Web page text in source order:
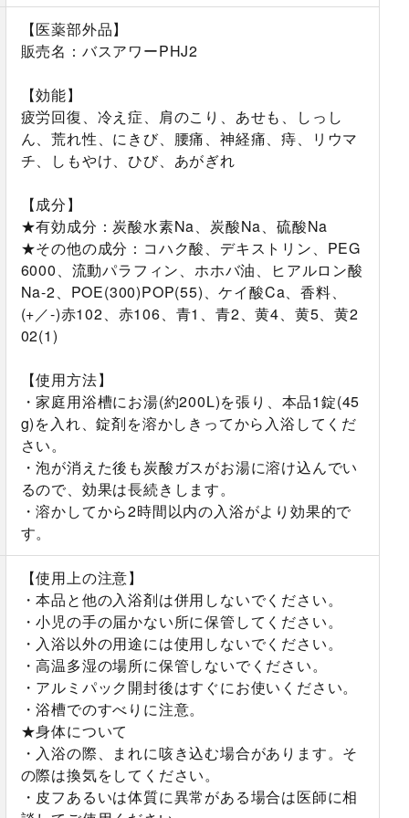
【医薬部外品】
販売名：バスアワーPHJ2
【効能】
疲労回復、冷え症、肩のこり、あせも、しっし
ん、荒れ性、にきび、腰痛、神経痛、痔、リウマ
チ、しもやけ、ひび、あがぎれ
【成分】
★有効成分：炭酸水素Na、炭酸Na、硫酸Na
★その他の成分：コハク酸、デキストリン、PEG
6000、流動パラフィン、ホホバ油、ヒアルロン酸
Na-2、POE(300)POP(55)、ケイ酸Ca、香料、
(+／-)赤102、赤106、青1、青2、黄4、黄5、黄2
02(1)
【使用方法】
・家庭用浴槽にお湯(約200L)を張り、本品1錠(45
g)を入れ、錠剤を溶かしきってから入浴してくだ
さい。
・泡が消えた後も炭酸ガスがお湯に溶け込んでい
るので、効果は長続きします。
・溶かしてから2時間以内の入浴がより効果的で
す。
【使用上の注意】
・本品と他の入浴剤は併用しないでください。
・小児の手の届かない所に保管してください。
・入浴以外の用途には使用しないでください。
・高温多湿の場所に保管しないでください。
・アルミパック開封後はすぐにお使いください。
・浴槽でのすべりに注意。
★身体について
・入浴の際、まれに咳き込む場合があります。そ
の際は換気をしてください。
・皮フあるいは体質に異常がある場合は医師に相